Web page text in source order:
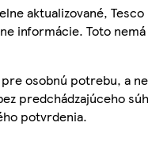
aktualizované, Tesco
informácie. Toto
osobnú potrebu, a
predchádzajúceho
potvrdenia.